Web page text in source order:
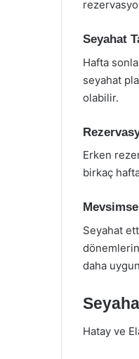
Seyahat
Hafta
seyahat
olabilir.
Erken
birkaç
Seyahat
daha
Hatay ve